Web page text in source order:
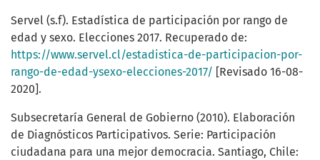
Servel (s.f). Estadística de participación por rango de
edad y sexo. Elecciones 2017. Recuperado de:
https://www.servel.cl/estadistica-de-participacion-por-
rango-de-edad-ysexo-elecciones-2017/ [Revisado 16-08-
2020].
Subsecretaría General de Gobierno (2010). Elaboración
de Diagnósticos Participativos. Serie: Participación
ciudadana para una mejor democracia. Santiago, Chile: